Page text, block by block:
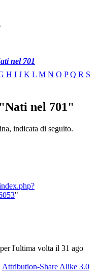
nel 701
H I J K L M N O P Q R S
nel 701"
indicata di seguito.
"
l'ultima volta il 31 ago
Attribution-Share Alike 3.0